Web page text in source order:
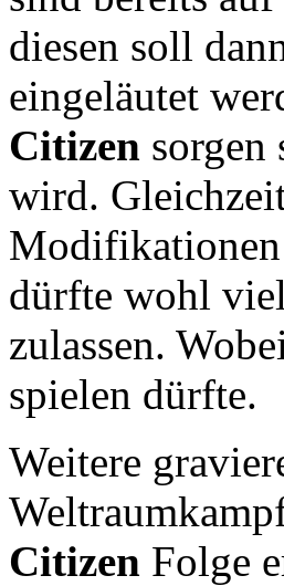
diesen soll
eingeläutet
Citizen sorgen
wird.
dürfte wohl
zulassen.
spielen dürfte.
Weitere
Citizen Folge